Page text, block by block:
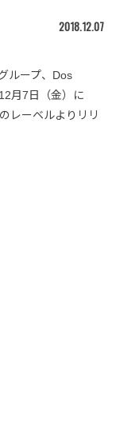
2018.12.07
ループ、Dos
月7日（金）に
レーベルよりリリ